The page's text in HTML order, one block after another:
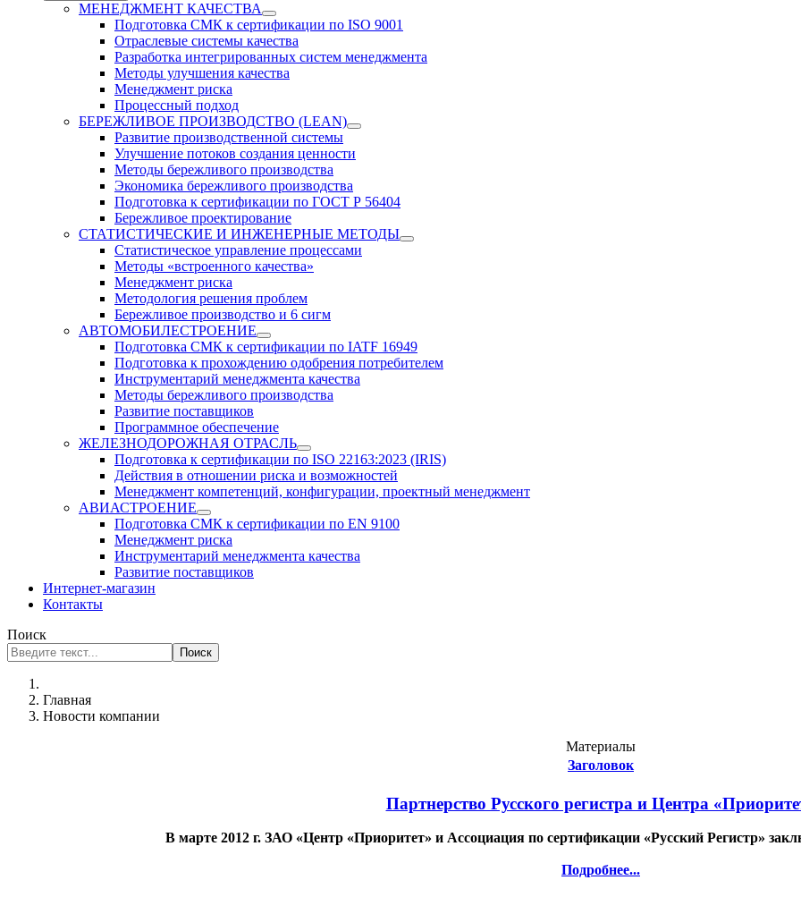
МЕНЕДЖМЕНТ КАЧЕСТВА
Подготовка СМК к сертификации по ISO 9001
Отраслевые системы качества
Разработка интегрированных систем менеджмента
Методы улучшения качества
Менеджмент риска
Процессный подход
БЕРЕЖЛИВОЕ ПРОИЗВОДСТВО (LEAN)
Развитие производственной системы
Улучшение потоков создания ценности
Методы бережливого производства
Экономика бережливого производства
Подготовка к сертификации по ГОСТ Р 56404
Бережливое проектирование
СТАТИСТИЧЕСКИЕ И ИНЖЕНЕРНЫЕ МЕТОДЫ
Статистическое управление процессами
Методы «встроенного качества»
Менеджмент риска
Методология решения проблем
Бережливое производство и 6 сигм
АВТОМОБИЛЕСТРОЕНИЕ
Подготовка СМК к сертификации по IATF 16949
Подготовка к прохождению одобрения потребителем
Инструментарий менеджмента качества
Методы бережливого производства
Развитие поставщиков
Программное обеспечение
ЖЕЛЕЗНОДОРОЖНАЯ ОТРАСЛЬ
Подготовка к сертификации по ISO 22163:2023 (IRIS)
Действия в отношении риска и возможностей
Менеджмент компетенций, конфигурации, проектный менеджмент
АВИАСТРОЕНИЕ
Подготовка СМК к сертификации по EN 9100
Менеджмент риска
Инструментарий менеджмента качества
Развитие поставщиков
Интернет-магазин
Контакты
Поиск
Поиск
Главная
Новости компании
Материалы
Заголовок
Партнерство Русского регистра и Центра
В марте 2012 г. ЗАО «Центр «Приоритет» и Ассоциация по сертификации «Русский Регистр»
Подробнее...